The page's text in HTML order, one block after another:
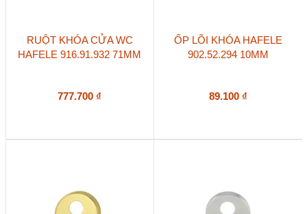
RUỘT KHÓA CỬA WC
HAFELE 916.91.932 71MM
777.700 ₫
ỐP LÕI KHÓA HAFELE
902.52.294 10MM
89.100 ₫